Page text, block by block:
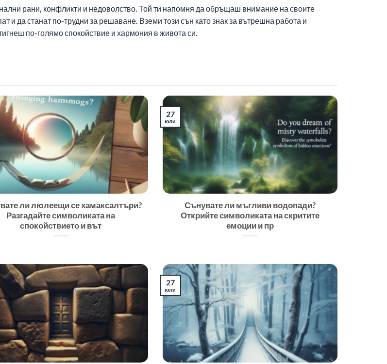
рани, конфликти и недоволство. Той ти напомня да обръщаш внимание на своите
и да станат по-трудни за решаване. Вземи този сън като знак за вътрешна работа и
по-голямо спокойствие и хармония в живота си.
ли люлеещи се хамаксалтъри?
Разгадайте символиката на
спокойствието и вът
Сънувате ли мъгливи водопади?
Открийте символиката на скритите
емоции и пр
27
юли
27
юли